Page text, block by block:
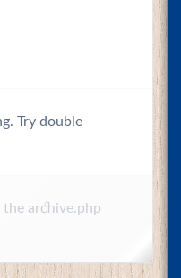
Try double
the archive.php